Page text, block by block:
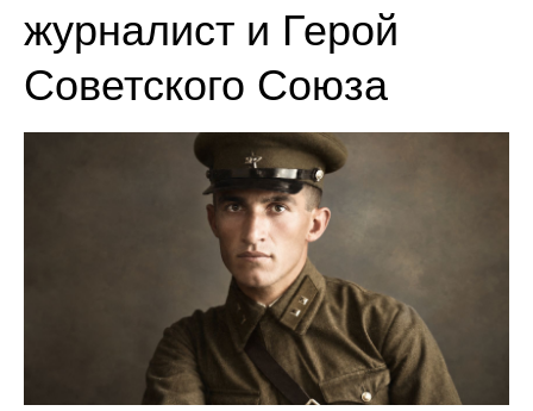
журналист и Герой
Советского Союза